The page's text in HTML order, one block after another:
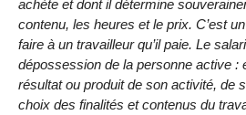
achète et dont il détermine
contenu, les heures et le prix. C’est
faire à un travailleur qu’il paie. Le
dépossession de la personne active :
résultat ou produit de son activité, de
choix des finalités et contenus du